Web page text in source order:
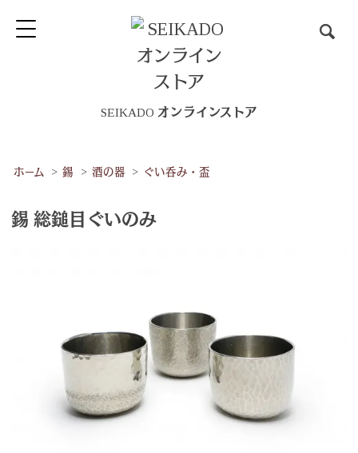
SEIKADO オンラインストア
ホーム > 錫 > 酒の器 > ぐい呑み・盃
錫 総鎚目ぐいのみ